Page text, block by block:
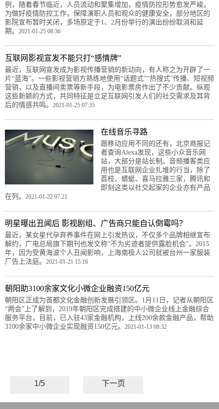
例，随着春节临近，人员流动和聚集增加，疫情防控形势愈发严峻。
为做好疫情防控工作，保障演职人员和观众的健康安全，部分地区的
影院宣布暂时关闭，多场原定于1、2月份举行的演出纷纷取消和延
期。 2021-01-25 08:36
互联网影视宣发不能只打“感情牌”
最近，互联网宣发成为影视传播营销的新动向，有人称之为开辟了一
片“蓝海”。一些影视营销方熟练地使用“话题式”“热搜式”传播、短视频
营销，以及直播间卖票等新手段，为电影票房作出了不少贡献。纵观
这些新颖的方式，共同特征是立足互联网引发人们的社交需求及其背
后的情感共鸣。 2021-01-25 07:35
在线音乐寻路
跟移动应用不同的还有，北京商报记
者查询Alexa发现，这些小众音乐网
站，大部分是站长制。音频播客类应
用也是互联网企业扎堆的行当，除了
荔枝、蜻蜓、喜马拉雅三家，腾讯和
即刻这类以社交起家的企业亦有产品
在列。 2021-01-22 07:21
明星曝出丑闻后 影视剧组、广告商只能自认倒霉吗？
最近，某女星代孕弃养事件在网上引发热议，不仅多个品牌相继宣布
解约，广电总局旗下期刊也发文称“不为劣迹者提供露脸机会”。2015
年，因为受黄海波个人丑闻影响，上海南极人公司就被台州一家服装
厂告上法庭。 2021-01-21 15:16
朝阳助3100余家文化小微企业融资150亿元
朝阳区正成为首都文化金融创新发展引领区。1月11日，记者从朝阳区
“两会”上了解到，2019年朝阳区完成搭建的中小微企业线上金融综合
服务平台，目前，已入驻43家金融机构，上线200余款金融产品，帮助
3100余家中小微企业实现融资150亿元。 2021-01-13 08:32
1/5 下一页